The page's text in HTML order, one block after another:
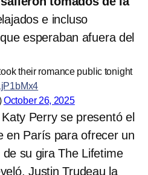
e incluso
esperaban afuera del
their romance public tonight
October 26, 2025
Perry se presentó el
en París para ofrecer un
su gira The Lifetime
Justin Trudeau la